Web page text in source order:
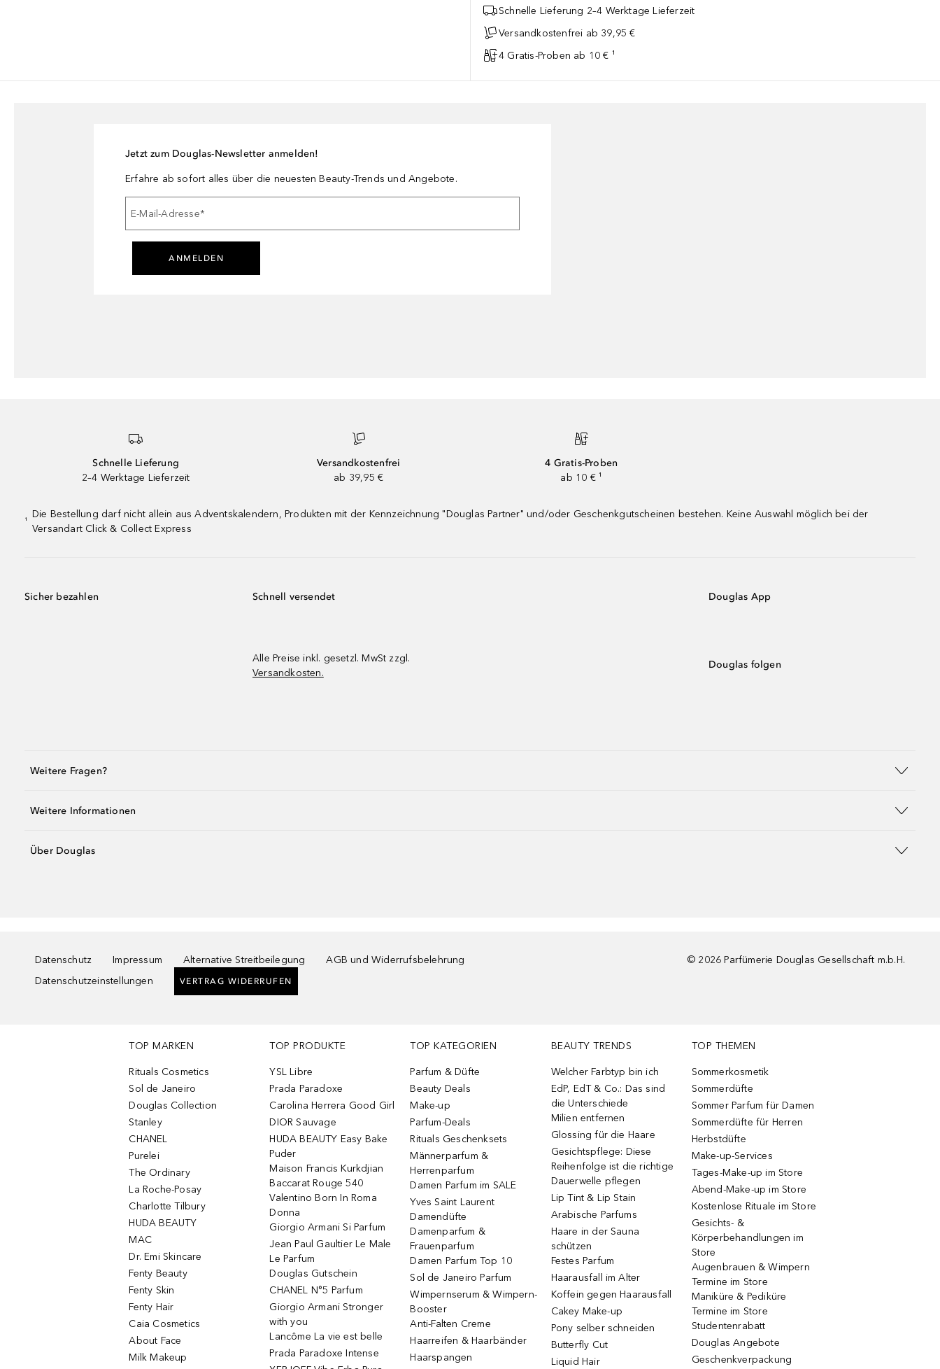
Schnelle Lieferung 2–4 Werktage Lieferzeit
Versandkostenfrei ab 39,95 €
4 Gratis-Proben ab 10 € ¹
Jetzt zum Douglas-Newsletter anmelden!
Erfahre ab sofort alles über die neuesten Beauty-Trends und Angebote.
E-Mail-Adresse*
ANMELDEN
Schnelle Lieferung
2–4 Werktage Lieferzeit
Versandkostenfrei
ab 39,95 €
4 Gratis-Proben
ab 10 € ¹
¹
Die Bestellung darf nicht allein aus Adventskalendern, Produkten mit der Kennzeichnung "Douglas Partner" und/oder Geschenkgutscheinen bestehen. Keine Auswahl möglich bei der
Versandart Click & Collect Express
Sicher bezahlen Schnell versendet
Alle Preise inkl. gesetzl. MwSt zzgl.
Versandkosten.
Douglas App
Douglas folgen
Weitere Fragen?
Weitere Informationen
Über Douglas
Datenschutz Impressum Alternative Streitbeilegung
AGB und Widerrufsbelehrung
Datenschutzeinstellungen
VERTRAG WIDERRUFEN
© 2026 Parfümerie Douglas Gesellschaft m.b.H.
TOP MARKEN
Rituals Cosmetics
Sol de Janeiro
Douglas Collection
Stanley
CHANEL
Purelei
The Ordinary
La Roche-Posay
Charlotte Tilbury
HUDA BEAUTY
MAC
Dr. Emi Skincare
Fenty Beauty
Fenty Skin
Fenty Hair
Caia Cosmetics
About Face
Milk Makeup
TOP PRODUKTE
YSL Libre
Prada Paradoxe
Carolina Herrera Good Girl
DIOR Sauvage
HUDA BEAUTY Easy Bake
Puder
Maison Francis Kurkdjian
Baccarat Rouge 540
Valentino Born In Roma
Donna
Giorgio Armani Si Parfum
Jean Paul Gaultier Le Male
Le Parfum
Douglas Gutschein
CHANEL N°5 Parfum
Giorgio Armani Stronger
with you
Lancôme La vie est belle
Prada Paradoxe Intense
TOP KATEGORIEN
Parfum & Düfte
Beauty Deals
Make-up
Parfum-Deals
Rituals Geschenksets
Männerparfum &
Herrenparfum
Damen Parfum im SALE
Yves Saint Laurent
Damendüfte
Damenparfum &
Frauenparfum
Damen Parfum Top 10
Sol de Janeiro Parfum
Wimpernserum & Wimpern-
Booster
Anti-Falten Creme
Haarreifen & Haarbänder
Haarspangen
BEAUTY TRENDS
Welcher Farbtyp bin ich
EdP, EdT & Co.: Das sind
die Unterschiede
Milien entfernen
Glossing für die Haare
Gesichtspflege: Diese
Reihenfolge ist die richtige
Dauerwelle pflegen
Lip Tint & Lip Stain
Arabische Parfums
Haare in der Sauna
schützen
Festes Parfum
Haarausfall im Alter
Koffein gegen Haarausfall
Cakey Make-up
Pony selber schneiden
Butterfly Cut
Liquid Hair
TOP THEMEN
Sommerkosmetik
Sommerdüfte
Sommer Parfum für Damen
Sommerdüfte für Herren
Herbstdüfte
Make-up-Services
Tages-Make-up im Store
Abend-Make-up im Store
Kostenlose Rituale im Store
Gesichts- &
Körperbehandlungen im
Store
Augenbrauen & Wimpern
Termine im Store
Maniküre & Pediküre
Termine im Store
Studentenrabatt
Douglas Angebote
Geschenkverpackung